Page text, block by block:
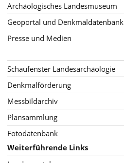
Archäologisches Landesmuseum
Geoportal und Denkmaldatenbank
Presse und Medien
Schaufenster Landesarchäologie
Denkmalförderung
Messbildarchiv
Plansammlung
Fotodatenbank
Weiterführende Links